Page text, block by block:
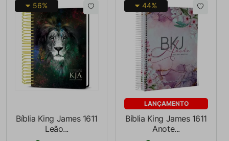
56%
Bíblia King James 1611
Leão...
LANÇAMENTO
44%
Bíblia King James 1611
Anote...